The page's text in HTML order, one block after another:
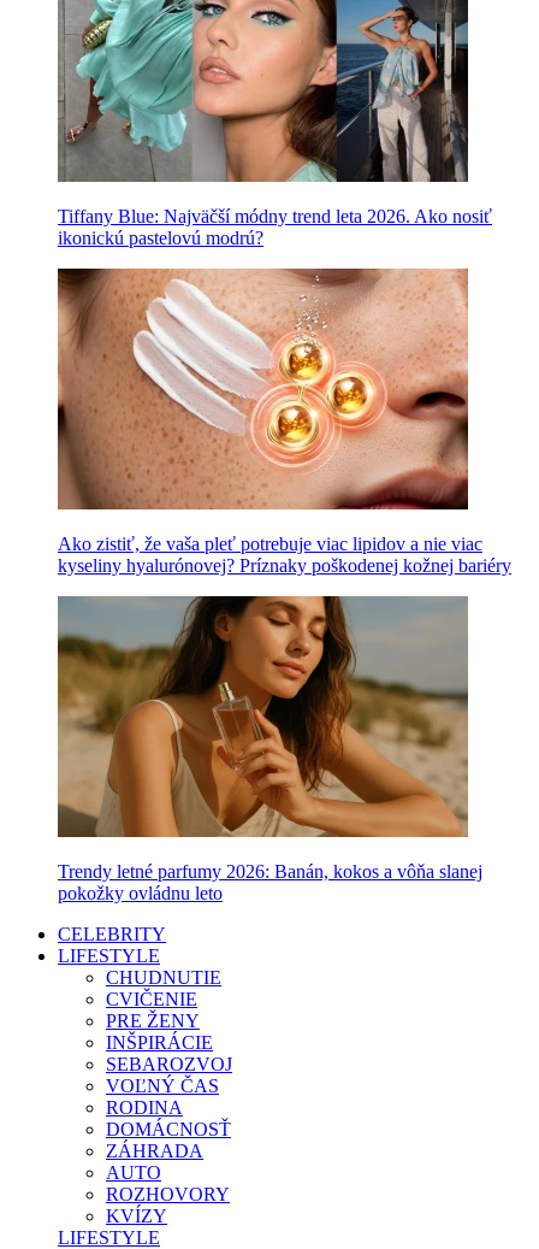
Tiffany Blue: Najväčší módny trend leta 2026. Ako nosiť
ikonickú pastelovú modrú?
Ako zistiť, že vaša pleť potrebuje viac lipidov a nie viac
kyseliny hyalurónovej? Príznaky poškodenej kožnej bariéry
Trendy letné parfumy 2026: Banán, kokos a vôňa slanej
pokožky ovládnu leto
CELEBRITY
LIFESTYLE
CHUDNUTIE
CVIČENIE
PRE ŽENY
INŠPIRÁCIE
SEBAROZVOJ
VOĽNÝ ČAS
RODINA
DOMÁCNOSŤ
ZÁHRADA
AUTO
ROZHOVORY
KVÍZY
LIFESTYLE